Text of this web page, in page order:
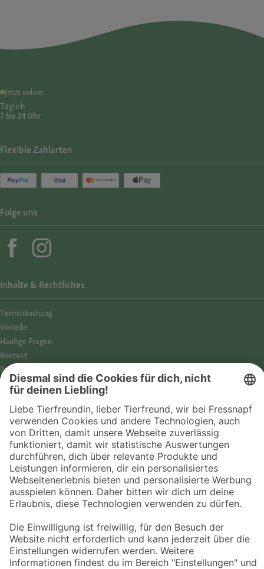
Jetzt online
Täglich
7 bis 24 Uhr
© 2026 Fressnapf Tiernahrungs GmbH
Westpreußenstraße 32-38
Inhalte & Rechtliches
Termin­buchung
Vorteile
Häufige Fragen
Kontakt
Barrierefreiheit
Impressum
Datenschutz­hinweise
Cookies
AGB
Entdecke Fressnapf
Tierversicherung
GPS-Tracker
Fressnapf Salon
Online-Shop
Flexible Zahlarten
Folge uns